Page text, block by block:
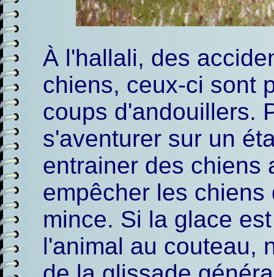
À l'hallali, des
chiens, ceux-ci sont
coups d'andouillers.
s'aventurer sur un
entrainer des chiens
empêcher les
mince. Si la glace
l'animal au couteau,